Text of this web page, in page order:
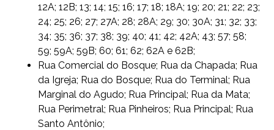
12A; 12B; 13; 14; 15; 16; 17; 18; 18A; 19; 20; 21; 22; 23;
24; 25; 26; 27; 27A; 28; 28A; 29; 30; 30A; 31; 32; 33;
34; 35; 36; 37; 38; 39; 40; 41; 42; 42A; 43; 57; 58;
59; 59A; 59B; 60; 61; 62; 62A e 62B;
Rua Comercial do Bosque; Rua da Chapada; Rua
da Igreja; Rua do Bosque; Rua do Terminal; Rua
Marginal do Agudo; Rua Principal; Rua da Mata;
Rua Perimetral; Rua Pinheiros; Rua Principal; Rua
Santo Antônio;